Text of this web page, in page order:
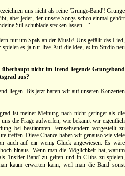
uns nicht als reine 'Grunge-Band'! Grunge
aber jeder, der unsere Songs schon einmal gehört
Stil-schublade stecken lassen ..."
nur um Spaß an der Musik! Uns gefällt das Lied,
es ja nur live. Auf die Idee, es im Studio neu
nicht im Trend liegende Grungeband
aus?
liegen. Bis jetzt hatten wir auf unseren Konzerten
ist meiner Meinung nach nicht geringer als die
die Frage aufwerfen, wie bekannt wir eigentlich
bei bestimmten Fernsehsendern vorgestellt zu
treffen. Diese Chance haben wir genauso wie viele
auch auf ein wenig Glück angewiesen. Es wäre
hinaus. Wenn man die Möglichkeit hat, warum
'Insider-Band' zu gelten und in Clubs zu spielen,
kaum erwarten kann, weil man die Band sonst